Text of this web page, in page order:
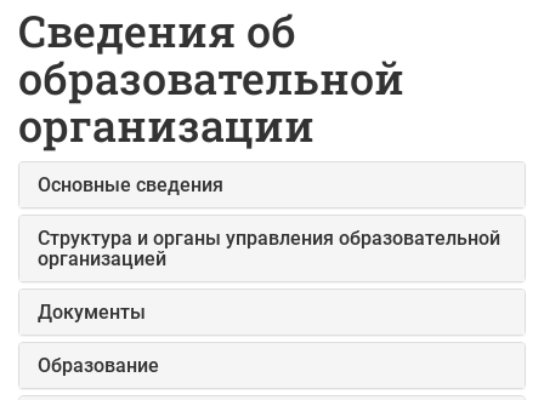
Сведения об
образовательной
организации
Основные сведения
Структура и органы управления образовательной
организацией
Документы
Образование